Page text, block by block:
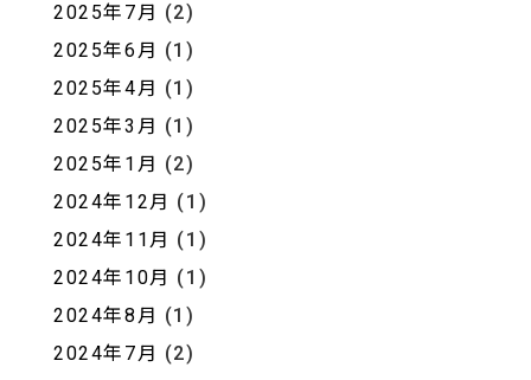
2025年7月 (2)
2025年6月 (1)
2025年4月 (1)
2025年3月 (1)
2025年1月 (2)
2024年12月 (1)
2024年11月 (1)
2024年10月 (1)
2024年8月 (1)
2024年7月 (2)